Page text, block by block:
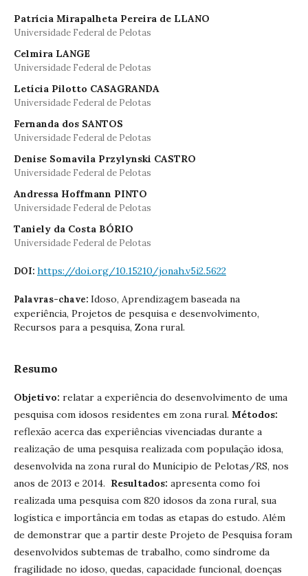
Patrícia Mirapalheta Pereira de LLANO
Universidade Federal de Pelotas
Celmira LANGE
Universidade Federal de Pelotas
Letícia Pilotto CASAGRANDA
Universidade Federal de Pelotas
Fernanda dos SANTOS
Universidade Federal de Pelotas
Denise Somavila Przylynski CASTRO
Universidade Federal de Pelotas
Andressa Hoffmann PINTO
Universidade Federal de Pelotas
Taniely da Costa BÓRIO
Universidade Federal de Pelotas
DOI: https://doi.org/10.15210/jonah.v5i2.5622
Palavras-chave: Idoso, Aprendizagem baseada na
experiência, Projetos de pesquisa e desenvolvimento,
Recursos para a pesquisa, Zona rural.
Resumo
Objetivo: relatar a experiência do desenvolvimento de uma
pesquisa com idosos residentes em zona rural. Métodos:
reflexão acerca das experiências vivenciadas durante a
realização de uma pesquisa realizada com população idosa,
desenvolvida na zona rural do Munícipio de Pelotas/RS, nos
anos de 2013 e 2014. Resultados: apresenta como foi
realizada uma pesquisa com 820 idosos da zona rural, sua
logística e importância em todas as etapas do estudo. Além
de demonstrar que a partir deste Projeto de Pesquisa foram
desenvolvidos subtemas de trabalho, como síndrome da
fragilidade no idoso, quedas, capacidade funcional, doenças